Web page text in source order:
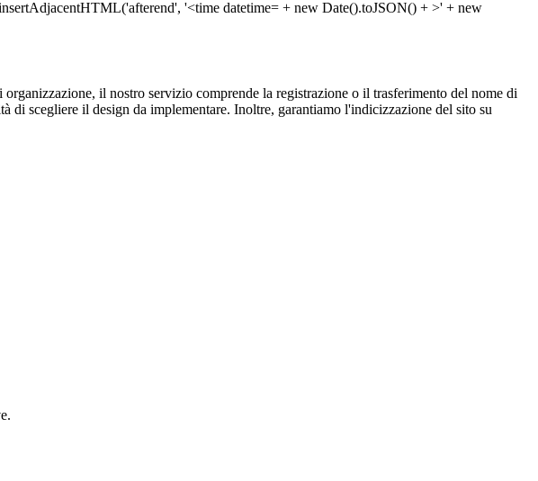
il nostro servizio comprende la registrazione o il trasferimento del nome di
scegliere il design da implementare. Inoltre, garantiamo l'indicizzazione del sito su